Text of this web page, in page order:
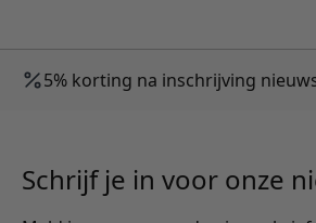
5% korting na inschrijving
Schrijf je in voor onze